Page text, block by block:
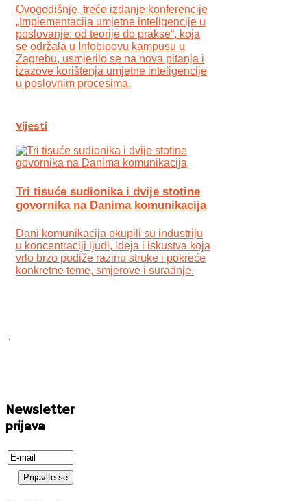
Ovogodišnje, treće izdanje konferencije
„Implementacija umjetne inteligencije u
poslovanje: od teorije do prakse“, koja
se održala u Infobipovu kampusu u
Zagrebu, usmjerilo se na nova pitanja i
izazove korištenja umjetne inteligencije
u poslovnim procesima.
Vijesti
Tri tisuće sudionika i dvije stotine
govornika na Danima komunikacija
Dani komunikacija okupili su industriju
u koncentraciji ljudi, ideja i iskustva koja
vrlo brzo podiže razinu struke i pokreće
konkretne teme, smjerove i suradnje.
.
Newsletter
prijava